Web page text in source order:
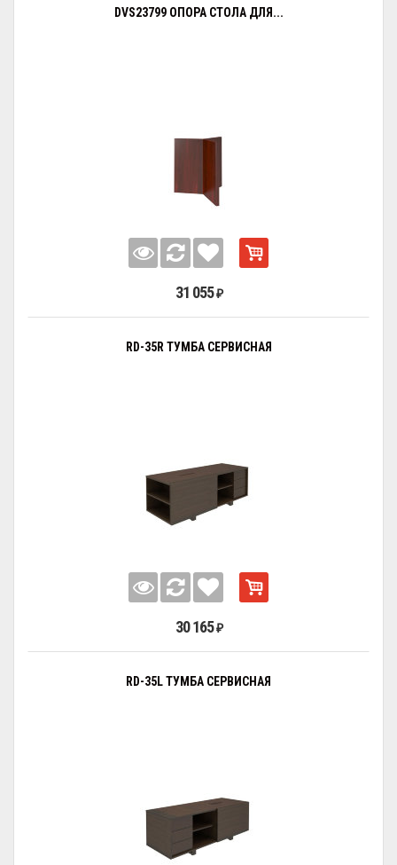
DVS23799 ОПОРА СТОЛА ДЛЯ...
31 055 ₽
RD-35R ТУМБА СЕРВИСНАЯ
30 165 ₽
RD-35L ТУМБА СЕРВИСНАЯ